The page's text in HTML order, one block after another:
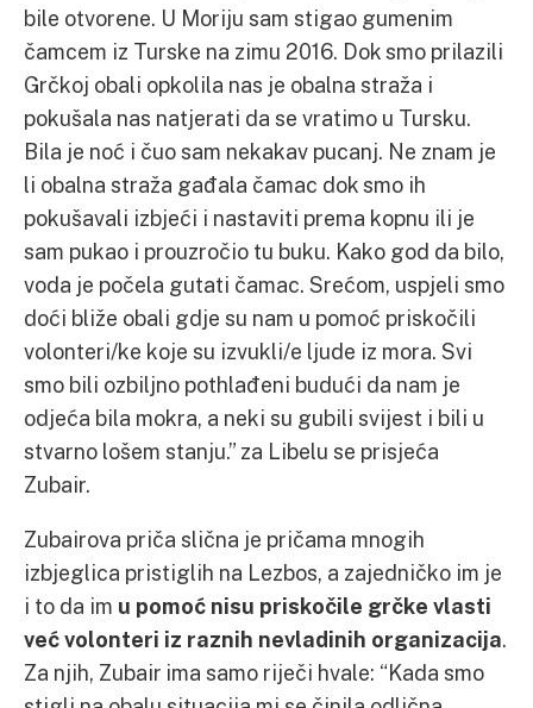
bile otvorene. U Moriju sam stigao gumenim
čamcem iz Turske na zimu 2016. Dok smo prilazili
Grčkoj obali opkolila nas je obalna straža i
pokušala nas natjerati da se vratimo u Tursku.
Bila je noć i čuo sam nekakav pucanj. Ne znam je
li obalna straža gađala čamac dok smo ih
pokušavali izbjeći i nastaviti prema kopnu ili je
sam pukao i prouzročio tu buku. Kako god da bilo,
voda je počela gutati čamac. Srećom, uspjeli smo
doći bliže obali gdje su nam u pomoć priskočili
volonteri/ke koje su izvukli/e ljude iz mora. Svi
smo bili ozbiljno pothlađeni budući da nam je
odjeća bila mokra, a neki su gubili svijest i bili u
stvarno lošem stanju.” za Libelu se prisjeća
Zubair.
Zubairova priča slična je pričama mnogih
izbjeglica pristiglih na Lezbos, a zajedničko im je
i to da im u pomoć nisu priskočile grčke vlasti
već volonteri iz raznih nevladinih organizacija.
Za njih, Zubair ima samo riječi hvale: “Kada smo